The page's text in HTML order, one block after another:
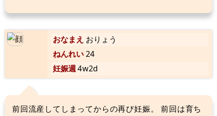
おなまえ おりょう
ねんれい24
妊娠週4w2d
前回流産してしまってからの再び妊娠。 前回は育ち